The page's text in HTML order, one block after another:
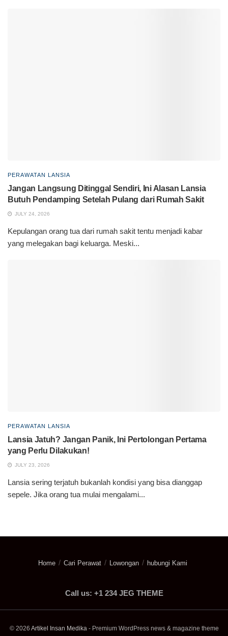
PERAWATAN LANSIA
Jangan Langsung Ditinggal Sendiri, Ini Alasan Lansia
Butuh Pendamping Setelah Pulang dari Rumah Sakit
JULY 24, 2026
Kepulangan orang tua dari rumah sakit tentu menjadi kabar
yang melegakan bagi keluarga. Meski...
PERAWATAN LANSIA
Lansia Jatuh? Jangan Panik, Ini Pertolongan Pertama
yang Perlu Dilakukan!
JULY 23, 2026
Lansia sering terjatuh bukanlah kondisi yang bisa dianggap
sepele. Jika orang tua mulai mengalami...
Home Cari Perawat Lowongan hubungi Kami
Call us: +1 234 JEG THEME
© 2026 Artikel Insan Medika- Premium WordPress news & magazine theme